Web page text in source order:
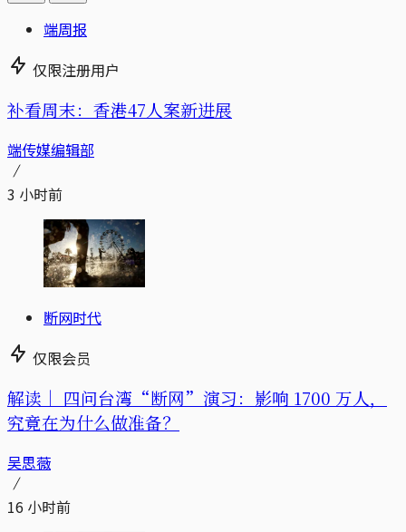
端周报
仅限注册用户
补看周末：香港47人案新进展
端传媒编辑部
3 小时前
断网时代
仅限会员
解读｜ 四问台湾“断网”演习：影响 1700 万人，
究竟在为什么做准备？
吴思薇
16 小时前